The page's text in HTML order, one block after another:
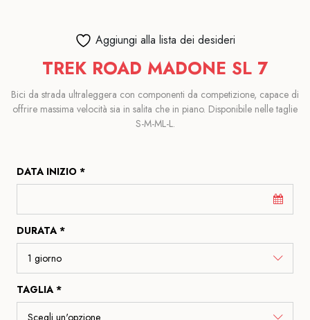
Aggiungi alla lista dei desideri
TREK ROAD MADONE SL 7
Bici da strada ultraleggera con componenti da competizione, capace di
offrire massima velocità sia in salita che in piano. Disponibile nelle taglie
S-M-ML-L.
DATA INIZIO *
DURATA *
TAGLIA *